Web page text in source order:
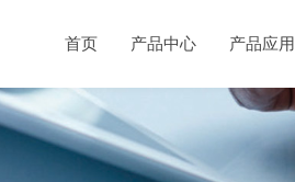
首页 产品中心 产品应用